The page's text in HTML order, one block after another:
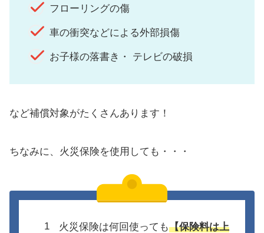
フローリングの傷
車の衝突などによる外部損傷
お子様の落書き・ テレビの破損
など補償対象がたくさんあります！
ちなみに、火災保険を使用しても・・・
火災保険は何回使っても【保険料は上